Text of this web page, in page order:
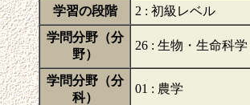
学習の段階
2 : 初級レベル
学問分野（分
野）
26 : 生物・生命科学
学問分野（分
科）
01 : 農学